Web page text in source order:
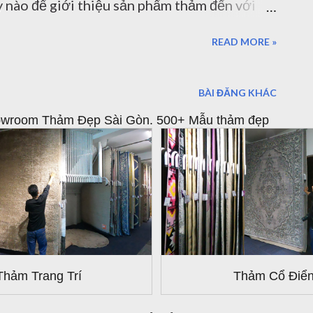
để giới thiệu sản phẩm thảm đến với
Nhĩ Kỳ để quý khách hàng có thể đánh
lượng của sản phẩm chúng tôi. Đến với
nhập khẩu trực tiếp từ Thổ Nhĩ Kỳ - Bỉ.
thảm trải sàn nổi tiếng được rất nhiều
được sản xuất trên công nghệ sản xuất
READ MORE »
BÀI ĐĂNG KHÁC
Thảm Đẹp Sài Gòn. 500+ Mẫu thảm đẹp
Trang Trí Thảm Cổ Điển